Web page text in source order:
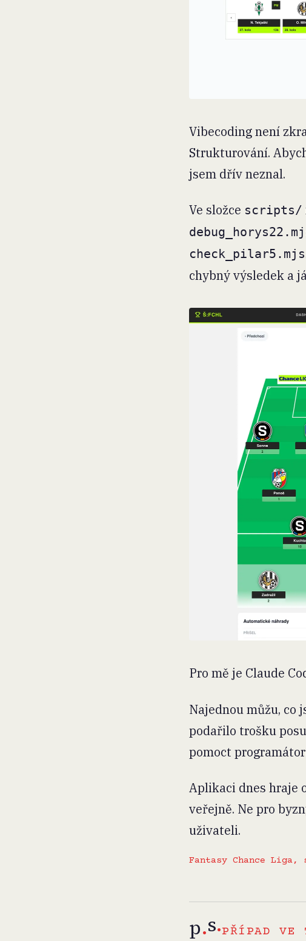
Vibecoding není
Strukturování.
jsem dřív neznal.
Ve složce scripts/
check_pilar5.mjs
chybný výsledek a
Pro mě je Claude
Najednou můžu, co
podařilo trošku
pomoct
Aplikaci dnes hraje
veřejně. Ne pro
uživateli.
Fantasy Chance
p.s.PŘÍPAD VE